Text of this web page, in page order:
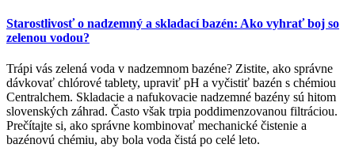
Starostlivosť o nadzemný a skladací bazén: Ako vyhrať boj so
zelenou vodou?
Trápi vás zelená voda v nadzemnom bazéne? Zistite, ako správne
dávkovať chlórové tablety, upraviť pH a vyčistiť bazén s chémiou
Centralchem. Skladacie a nafukovacie nadzemné bazény sú hitom
slovenských záhrad. Často však trpia poddimenzovanou filtráciou.
Prečítajte si, ako správne kombinovať mechanické čistenie a
bazénovú chémiu, aby bola voda čistá po celé leto.